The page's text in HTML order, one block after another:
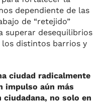
dependiente de las
de “retejido”
superar desequilibrios
distintos barrios y
ciudad radicalmente
impulso aún más
no solo en